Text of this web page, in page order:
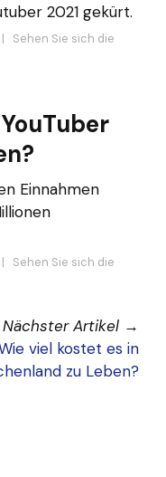
2021 gekürt.
| Sehen Sie sich die
Einnahmen
| Sehen Sie sich die
Nächster Artikel →
viel kostet es in
zu Leben?